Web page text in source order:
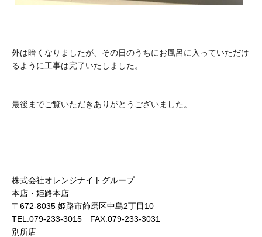
外は暗くなりましたが、その日のうちにお風呂に入っていただけ
るように工事は完了いたしました。
最後までご覧いただきありがとうございました。
株式会社オレンジナイトグループ
本店・姫路本店
〒672-8035 姫路市飾磨区中島2丁目10
TEL.079-233-3015 FAX.079-233-3031
別所店